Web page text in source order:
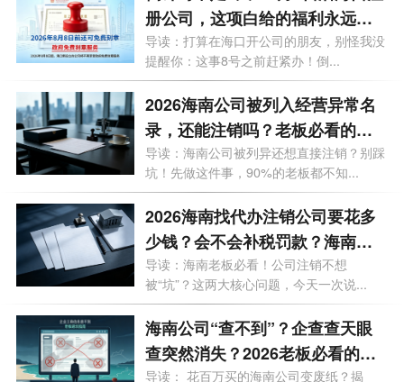
册公司，这项白给的福利永远没
了
导读：打算在海口开公司的朋友，别怪我没
提醒你：这事8号之前赶紧办！倒...
2026海南公司被列入经营异常名
录，还能注销吗？老板必看的自
救指南！
导读：海南公司被列异还想直接注销？别踩
坑！先做这件事，90%的老板都不知...
2026海南找代办注销公司要花多
少钱？会不会补税罚款？海南最
新注销避坑指南！
导读：海南老板必看！公司注销不想
被“坑”？这两大核心问题，今天一次说...
海南公司“查不到”？企查查天眼
查突然消失？2026老板必看的工
导读： 花百万买的海南公司变废纸？揭